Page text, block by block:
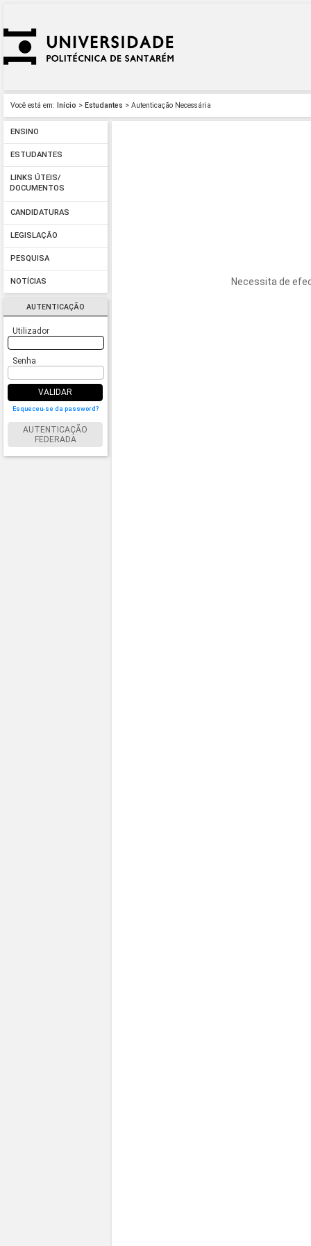
Você está em: Início > Estudantes > Autenticação Necessária
ENSINO
ESTUDANTES
LINKS ÚTEIS/
DOCUMENTOS
CANDIDATURAS
LEGISLAÇÃO
PESQUISA
NOTÍCIAS
AUTENTICAÇÃO
Utilizador
Senha
VALIDAR
Esqueceu-se da password?
AUTENTICAÇÃO
FEDERADA
Necessita de